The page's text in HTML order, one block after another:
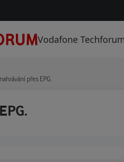
Vodafone
přes EPG.